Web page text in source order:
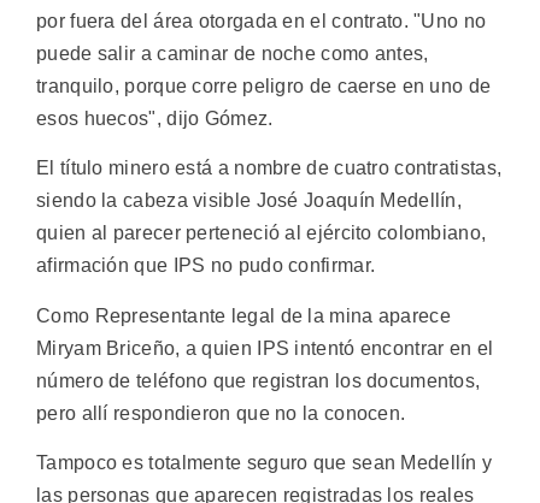
por fuera del área otorgada en el contrato. "Uno no
puede salir a caminar de noche como antes,
tranquilo, porque corre peligro de caerse en uno de
esos huecos", dijo Gómez.
El título minero está a nombre de cuatro contratistas,
siendo la cabeza visible José Joaquín Medellín,
quien al parecer perteneció al ejército colombiano,
afirmación que IPS no pudo confirmar.
Como Representante legal de la mina aparece
Miryam Briceño, a quien IPS intentó encontrar en el
número de teléfono que registran los documentos,
pero allí respondieron que no la conocen.
Tampoco es totalmente seguro que sean Medellín y
las personas que aparecen registradas los reales